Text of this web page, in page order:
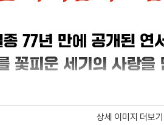
상세 이미지 더보기